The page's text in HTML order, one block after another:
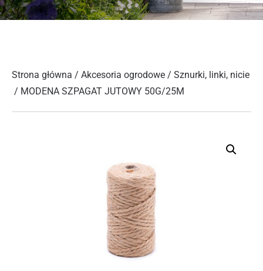
Strona główna / Akcesoria ogrodowe / Sznurki, linki, nicie
/ MODENA SZPAGAT JUTOWY 50G/25M